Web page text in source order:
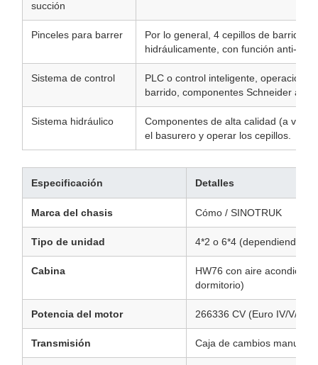
succión
Pinceles para barrer
Por lo general, 4 cepillos de barrido
hidráulicamente, con función anti-
Sistema de control
PLC o control inteligente, operación
barrido, componentes Schneider a
Sistema hidráulico
Componentes de alta calidad (a
el basurero y operar los cepillos.
Especificación Detalles
Marca del chasis Cómo / SINOTRUK
Tipo de unidad 4*2 o 6*4 (dependiendo
Cabina
HW76 con aire
dormitorio)
Potencia del motor 266336 CV (Euro IV/V/VI
Transmisión Caja de cambios manual